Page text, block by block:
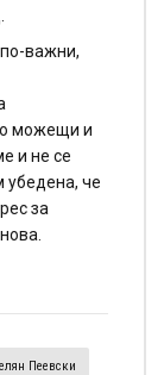
важни,
можещи и
и не се
че
за
Пеевски